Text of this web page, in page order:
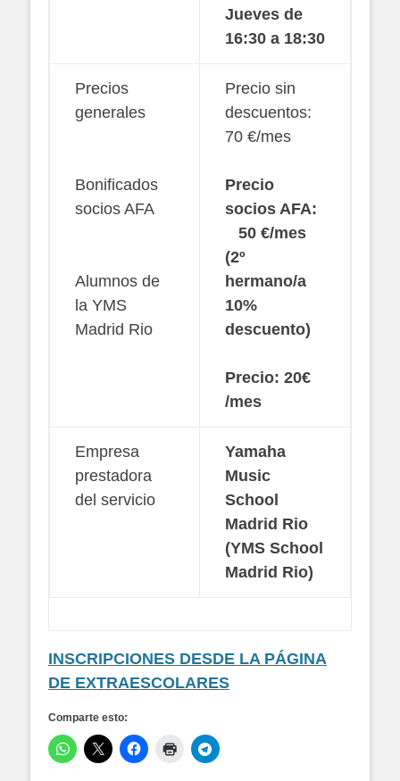
Jueves de
16:30 a 18:30
Precios
generales
Bonificados
socios AFA
Alumnos de
la YMS
Madrid Rio
Precio sin
descuentos:
70 €/mes
Precio
socios AFA:
50 €/mes
(2º
hermano/a
10%
descuento)
Precio: 20€
/mes
Empresa
prestadora
del servicio
Yamaha
Music
School
Madrid Rio
(YMS School
Madrid Rio)
INSCRIPCIONES DESDE LA PÁGINA
DE EXTRAESCOLARES
Comparte esto: